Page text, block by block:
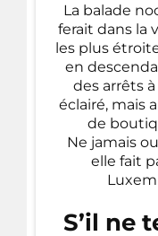
La balade
ferait dans la
les plus
en
des arrêts
éclairé, mais
de
Ne jamais
elle fait
S’il ne